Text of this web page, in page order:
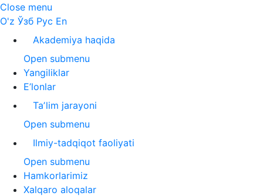
Close menu
O'z Ўзб Рус En
Akademiya haqida
Open submenu
Yangiliklar
E’lonlar
Taʼlim jarayoni
Open submenu
Ilmiy-tadqiqot faoliyati
Open submenu
Hamkorlarimiz
Xalqaro aloqalar